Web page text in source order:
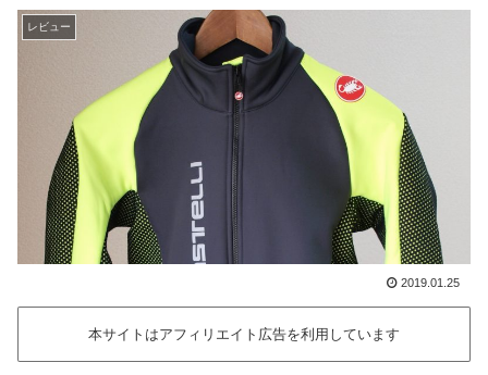
レビュー
2019.01.25
本サイトはアフィリエイト広告を利用しています